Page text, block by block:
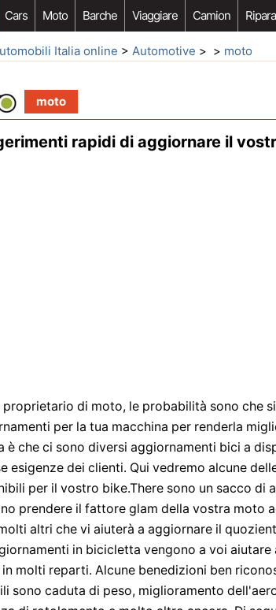
Cars Moto Barche Viaggiare Camion
Italia online > Automotive > > moto
moto
rapidi di aggiornare il
proprietario di moto, le probabilità sono che
per la tua macchina per renderla
è che ci sono diversi aggiornamenti bici a
esigenze dei clienti. Qui vedremo alcune
per il vostro bike.There sono un sacco di
prendere il fattore glam della vostra moto
altri che vi aiuterà a aggiornare il
in bicicletta vengono a voi
molti reparti. Alcune benedizioni ben
sono caduta di peso, miglioramento